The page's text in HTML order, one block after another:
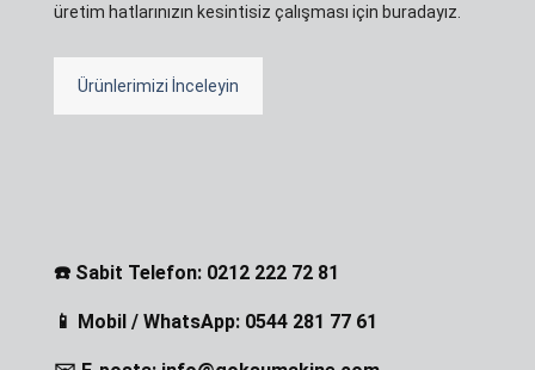
üretim hatlarınızın kesintisiz çalışması için buradayız.
Ürünlerimizi İnceleyin
☎️ Sabit Telefon: 0212 222 72 81
📱 Mobil / WhatsApp: 0544 281 77 61